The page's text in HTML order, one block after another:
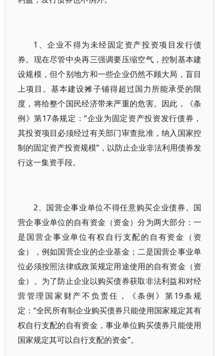
1、企业不得为未经固定资产投资项目发行债
券。现在尽管中央再三强调要压缩空气，控制基本建
设规模，但个别地方和一些企业仍然不顾大局，盲目
上项目。基本建设摊子铺得超过国力所能承受的限
度，将给整个国民经济带来严重的危害。因此，《条
例》第17条规定：“企业为固定资产投资发行债券，
其投资项目必须经过有关部门审查批准，纳入国家控
制的固定资产投资规模”，以防止企业非法利用债券发
行这一集资手段。
2、国营企事业单位不得任意购买企业债券。国
营企事业单位的自有资金（资金）分为两大部分：一
是国营企事业单位有权自行支配的自有资金（资
金），例如国营企业的企业基金；二是国营企事业单
位必须按照法律或政策规定用途使用的自有资金（资
金）。为了防止企业以购买债券获取非法利益和对经
营管理国家财产不负责任，《条例》第19条规
定：“全民所有制企业购买债券只能使用国家规定其有
权自行支配的自有资金，事业单位购买债券只能使用
国家规定其可以自行支配的资金”。